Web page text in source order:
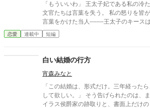
「もういいわ」 王太子妃である私の冷たく吐いた言葉に、周囲の
文官たちは言葉を失う。 私の怒りを皆
言葉をかけた当人––––王太子のキース
「彼女に会いに行って、いいのか？」 「気にせず行ってくださ
い」 告げた言葉に、部屋にいた文官や王城使用人の顔が凍ったの
る。 皆、分かっている。 怒鳴られる方がマシだ、泣かれる方が救
に。 「……アイシャ、本当にいいのか？」 キースの足は、もう出
口を向いている。 王太子妃ではなく、
に…… 「えぇ、どうぞ……好きになさってください」 「……すま
ない。次は埋め合わせをする！」 出て行くキースの背に、そっと
恋愛 連載中 短編
白い結婚の行方
宵森みなと
「この結婚は、形式だけ。三年経った
して欲しい。」 そう告げられたのは、まだ十二歳だった。 名門マ
イラス侯爵家の跡取りと、書面上だけ